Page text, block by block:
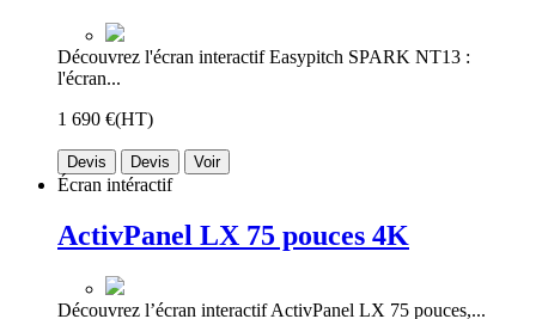
Découvrez l'écran interactif Easypitch SPARK NT13 :
l'écran...
1 690 €(HT)
Devis Devis Voir
Écran intéractif
ActivPanel LX 75 pouces 4K
Découvrez l’écran interactif ActivPanel LX 75 pouces,...